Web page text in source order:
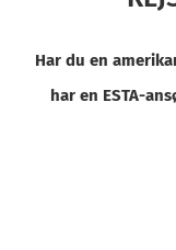
Har du en
har en ESTA-